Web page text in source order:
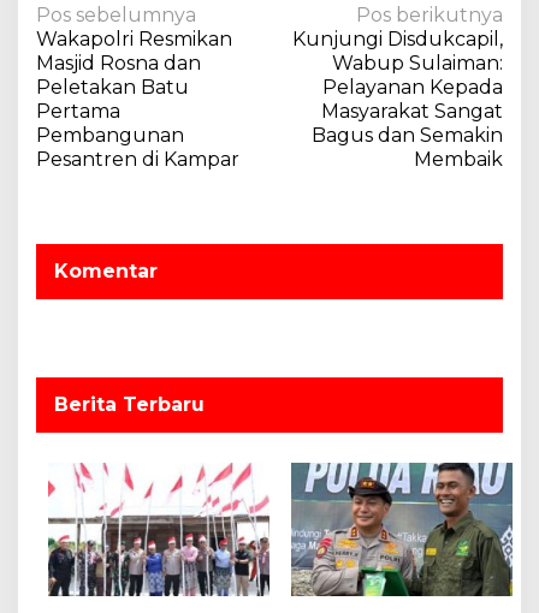
N
a
v
i
g
i
p
Pos sebelumnya
Wakapolri Resmikan
Masjid Rosna dan
Peletakan Batu
Pertama
Pembangunan
Pesantren di Kampar
Pos berikutnya
Kunjungi Disdukcapil,
Wabup Sulaiman:
Pelayanan Kepada
Masyarakat Sangat
Bagus dan Semakin
Membaik
Komentar
Berita Terbaru